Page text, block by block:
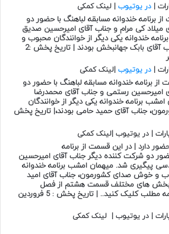
| در یوتیوب | لینک کمکی
ازبرنامه خندوانه مسابقه لباهنگ با حضور دو
میلاد کی مرام و جناب آقای امیرحسین صدیق
خندوانه یکی دیگر از خوانندگان محبوب و
آقای بابک جهانبخش
بودند | تاریخ پخش :2
| در یوتیوب |لینک کمکی
ازبرنامه خندوانه مسابقه لباهنگ با حضور دو
امیرحسین رستمی و جناب آقای محمدرضا
برنامه خندوانه یکی دیگر از خوانندگان
جناب آقایحمید حامی بودند،| تاریخ پخش
| در یوتیوب |لینک کمکی
دارد | در این قسمت ازبرنامه
دو شرکت کننده دیگر جناب آقای امیرحسین
پیگیری شد. میهمان امشب برنامه خندوانه
و خوش صدای کشورمون، جناب آقای امید
های مختلفقسمت هشتم ازفصل
روی ادامه مطلب کلیک کنید.. | تاریخ پخش : 5 فروردین
| در یوتیوب | لینک کمکی